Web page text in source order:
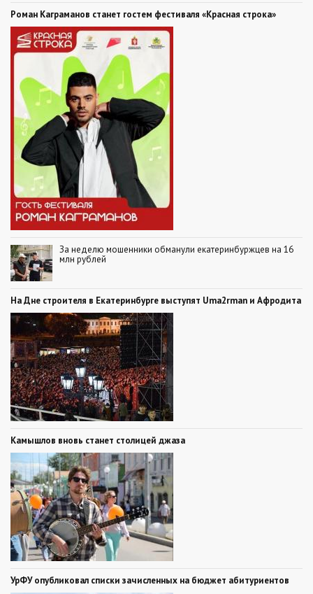
Роман Каграманов станет гостем фестиваля «Красная строка»
За неделю мошенники обманули екатеринбуржцев на 16
млн рублей
На Дне строителя в Екатеринбурге выступят Uma2rman и Афродита
Камышлов вновь станет столицей джаза
УрФУ опубликовал списки зачисленных на бюджет абитуриентов